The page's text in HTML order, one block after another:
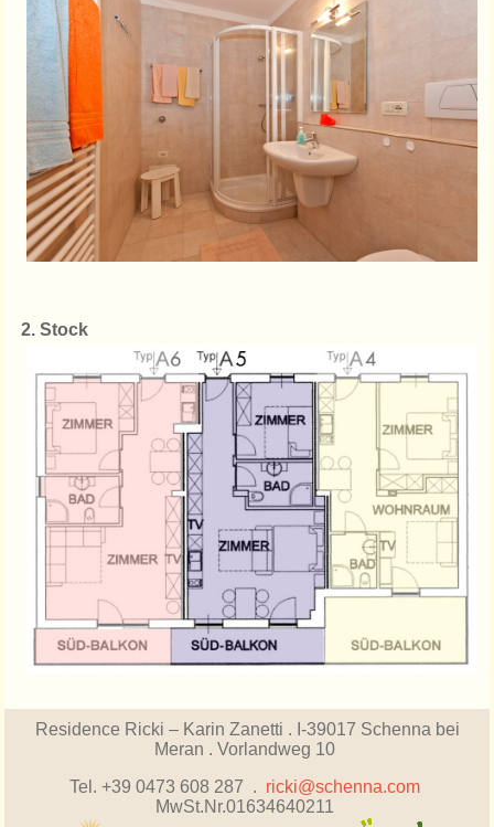
2. Stock
Residence Ricki – Karin Zanetti . I-39017 Schenna bei
Meran . Vorlandweg 10
Tel. +39 0473 608 287 . ricki@schenna.com
MwSt.Nr.01634640211